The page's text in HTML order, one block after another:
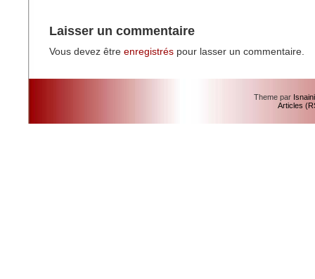
Laisser un commentaire
Vous devez être enregistrés pour lasser un commentaire.
Theme par
Articles